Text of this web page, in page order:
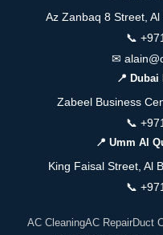
Az Zanbaq 8 Street, Al
📞
✉
Zabeel Business
📞
King Faisal Street, Al
📞
AC CleaningAC RepairDuct